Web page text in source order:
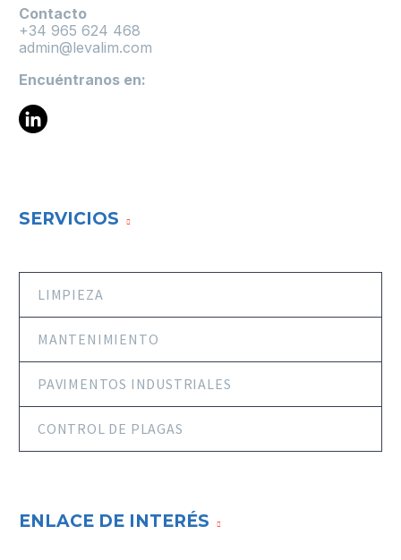
Contacto
+34 965 624 468
admin@levalim.com
Encuéntranos en:
SERVICIOS
LIMPIEZA
MANTENIMIENTO
PAVIMENTOS INDUSTRIALES
CONTROL DE PLAGAS
ENLACE DE INTERÉS